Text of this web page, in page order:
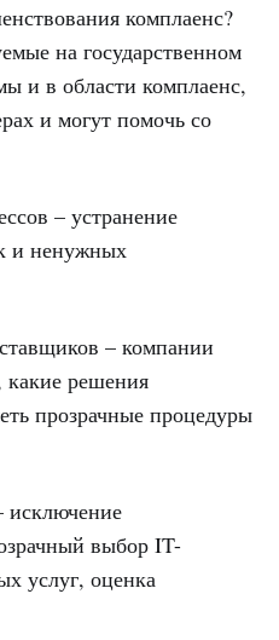
комплаенс?
на государственном
и в области комплаенс,
и могут помочь со
– устранение
и ненужных
– компании
какие решения
прозрачные процедуры
выбор IT-
услуг, оценка